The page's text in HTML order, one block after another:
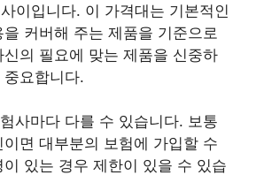
사이입니다. 이 가격대는 기본적인
커버해 주는 제품을 기준으로
의 필요에 맞는 제품을 신중하
요합니다.
사마다 다를 수 있습니다. 보통
이면 대부분의 보험에 가입할 수
있는 경우 제한이 있을 수 있습